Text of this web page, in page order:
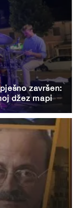
završen:
džez mapi